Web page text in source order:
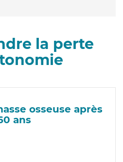
la perte
osseuse après
ans